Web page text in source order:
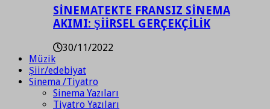
SİNEMATEKTE FRANSIZ SİNEMA
AKIMI: ŞİİRSEL GERÇEKÇİLİK
30/11/2022
Müzik
Şiir/edebiyat
Sinema /Tiyatro
Sinema Yazıları
Tiyatro Yazıları